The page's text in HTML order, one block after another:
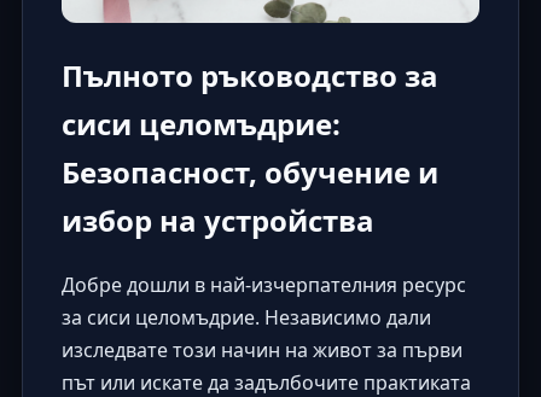
Пълното ръководство за
сиси целомъдрие:
Безопасност, обучение и
избор на устройства
Добре дошли в най-изчерпателния ресурс
за сиси целомъдрие. Независимо дали
изследвате този начин на живот за първи
път или искате да задълбочите практиката